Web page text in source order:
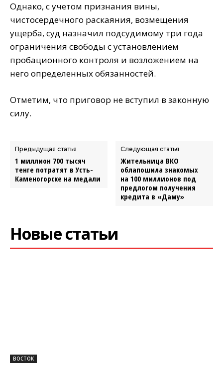
Однако, с учетом признания вины,
чистосердечного раскаяния, возмещения
ущерба, суд назначил подсудимому три года
ограничения свободы с установлением
пробационного контроля и возложением на
него определенных обязанностей.
Отметим, что приговор не вступил в законную
силу.
Предыдущая статья
1 миллион 700 тысяч
тенге потратят в Усть-
Каменогорске на медали
Следующая статья
Жительница ВКО
облапошила знакомых
на 100 миллионов под
предлогом получения
кредита в «Даму»
Новые статьи
ВОСТОК